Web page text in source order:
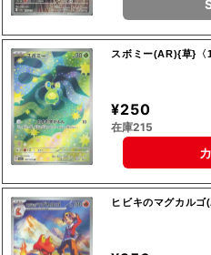
スボミー(AR){草}〈
¥250
在庫215
ヒビキのマグカル